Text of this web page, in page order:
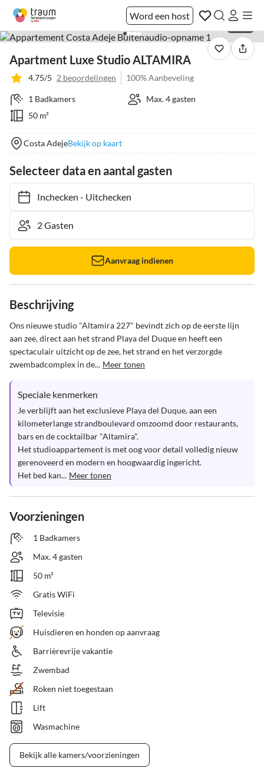
Word een host
Apartment Luxe Studio ALTAMIRA
4.75/5 2 beoordelingen 100% Aanbeveling
1 Badkamers
Max. 4 gasten
50 m²
Costa AdejeBekijk op kaart
Selecteer data en aantal gasten
Inchecken- Uitchecken
Aanvraag indienen
Beschrijving
Ons nieuwe studio "Altamira 227" bevindt zich op de eerste lijn
aan zee, direct aan het strand Playa del Duque en heeft een
spectaculair uitzicht op de zee, het strand en het verzorgde
zwembadcomplex in de... Meer tonen
Speciale kenmerken
Je verblijft aan het exclusieve Playa del Duque, aan een
kilometerlange strandboulevard omzoomd door restaurants,
bars en de cocktailbar "Altamira".
Het studioappartement is met oog voor detail volledig nieuw
gerenoveerd en modern en hoogwaardig ingericht.
Het bed kan... Meer tonen
Voorzieningen
1 Badkamers
Max. 4 gasten
50 m²
Gratis WiFi
Televisie
Huisdieren en honden op aanvraag
Barrièrevrije vakantie
Zwembad
Roken niet toegestaan
Lift
Wasmachine
Bekijk alle kamers/voorzieningen